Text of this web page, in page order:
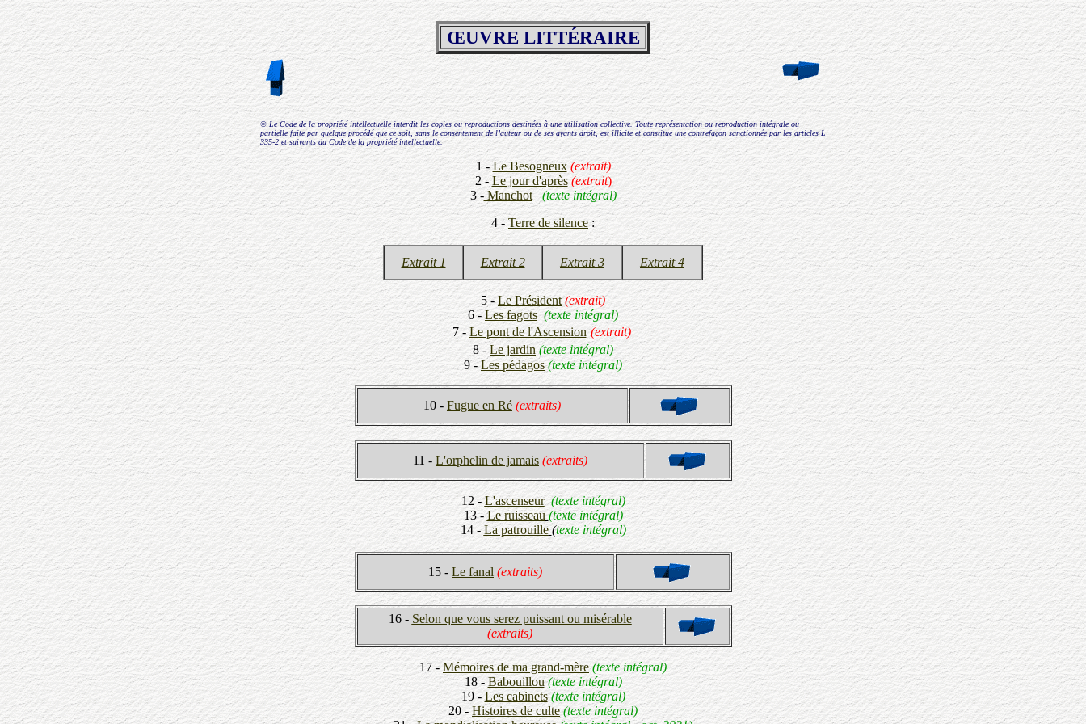
ŒUVRE LITTÉRAIRE
© Le Code de la propriété intellectuelle interdit les copies ou reproductions destinées à une utilisation collective. Toute représentation ou reproduction intégrale ou
partielle faite par quelque procédé que ce soit, sans le consentement de l’auteur ou de ses ayants droit, est illicite et constitue une contrefaçon sanctionnée par les articles L
335-2 et suivants du Code de la propriété intellectuelle.
1 -Le Besogneux (extrait)
2 -Le jour d'après (extrait)
3 -Manchot
(texte intégral)
4 - Terre de silence:
Extrait 1 Extrait 2 Extrait 3 Extrait 4
5 -Le Président (extrait)
6-Les fagots (texte intégral)
7 - Le pont de l'Ascension (extrait)
8 -Le jardin (texte intégral)
9 -Les pédagos (texte intégral)
10 - Fugue en Ré (extraits)
11 - L'orphelin de jamais (extraits)
12 -L'ascenseur (texte intégral)
13 -Le ruisseau (texte intégral)
14 -La patrouille (texte intégral)
15 - Le fanal (extraits)
16 - Selon que vous serez puissant ou misérable
(extraits)
17 -Mémoires de ma grand-mère (texte intégral)
18 -Babouillou (texte intégral)
19 -Les cabinets (texte intégral)
20 -Histoires de culte (texte intégral)